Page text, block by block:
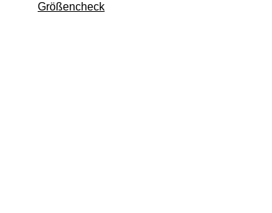
Größencheck